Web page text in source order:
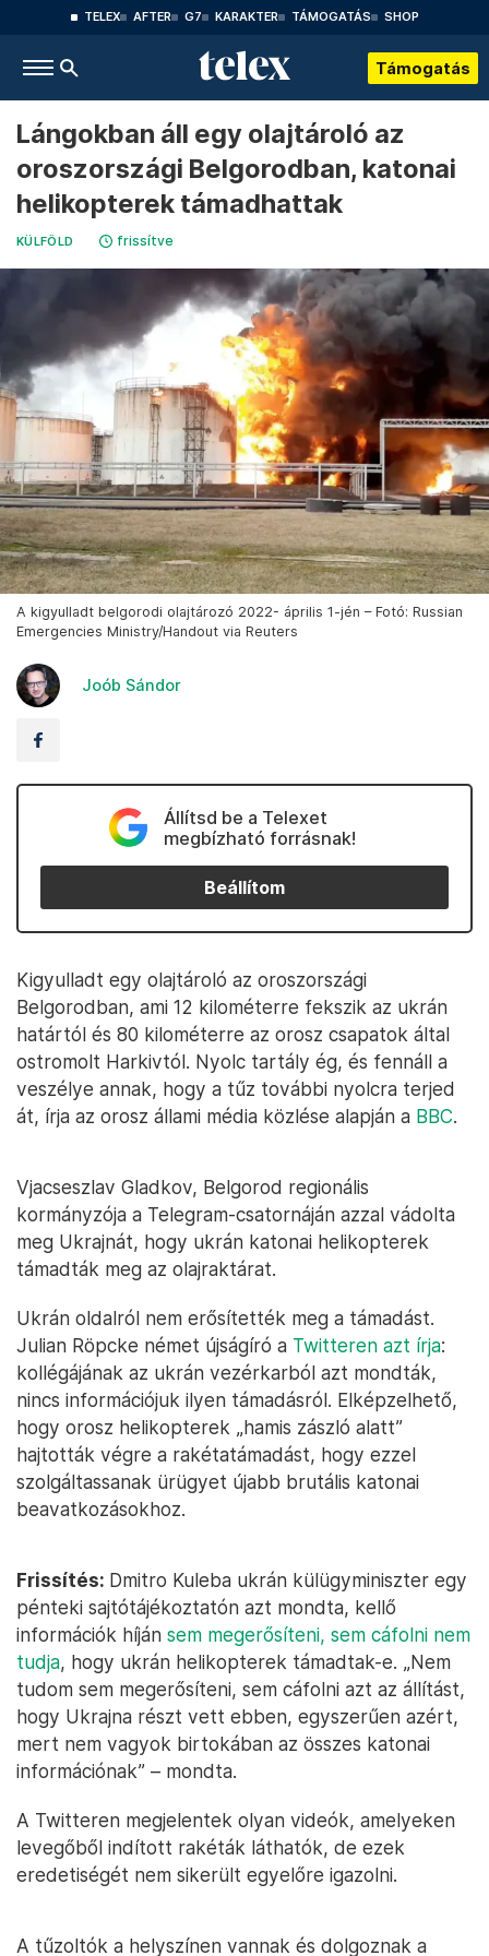
TELEX AFTER G7 KARAKTER TÁMOGATÁS SHOP
Támogatás
Lángokban áll egy olajtároló az
oroszországi Belgorodban, katonai
helikopterek támadhattak
KÜLFÖLD frissítve
A kigyulladt belgorodi olajtározó 2022- április 1-jén – Fotó: Russian
Emergencies Ministry/Handout via Reuters
Joób Sándor
Állítsd be a Telexet
megbízható forrásnak!
Beállítom
Kigyulladt egy olajtároló az oroszországi
Belgorodban, ami 12 kilométerre fekszik az ukrán
határtól és 80 kilométerre az orosz csapatok által
ostromolt Harkivtól. Nyolc tartály ég, és fennáll a
veszélye annak, hogy a tűz további nyolcra terjed
át, írja az orosz állami média közlése alapján a BBC.
Vjacseszlav Gladkov, Belgorod regionális
kormányzója a Telegram-csatornáján azzal vádolta
meg Ukrajnát, hogy ukrán katonai helikopterek
támadták meg az olajraktárat.
Ukrán oldalról nem erősítették meg a támadást.
Julian Röpcke német újságíró a Twitteren azt írja:
kollégájának az ukrán vezérkarból azt mondták,
nincs információjuk ilyen támadásról. Elképzelhető,
hogy orosz helikopterek „hamis zászló alatt”
hajtották végre a rakétatámadást, hogy ezzel
szolgáltassanak ürügyet újabb brutális katonai
beavatkozásokhoz.
Frissítés: Dmitro Kuleba ukrán külügyminiszter egy
pénteki sajtótájékoztatón azt mondta, kellő
információk híján sem megerősíteni, sem cáfolni nem
tudja, hogy ukrán helikopterek támadtak-e. „Nem
tudom sem megerősíteni, sem cáfolni azt az állítást,
hogy Ukrajna részt vett ebben, egyszerűen azért,
mert nem vagyok birtokában az összes katonai
információnak” – mondta.
A Twitteren megjelentek olyan videók, amelyeken
levegőből indított rakéták láthatók, de ezek
eredetiségét nem sikerült egyelőre igazolni.
A tűzoltók a helyszínen vannak és dolgoznak a